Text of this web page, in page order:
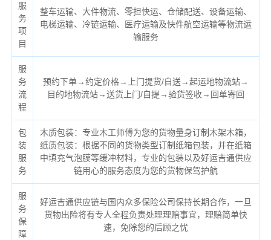
服
务
项
目
整车运输、大件物流、零担快运、仓储配送、设备运输、
电梯运输、冷链运输、医疗运输及快件航空运输等物流运
输服务
服
务
流
程
预约下单→约定价格→上门提货/自送→起运地物流站→
目的地物流站→送货上门/自提→验货签收→回单寄回
包
装
服
务
木质包装：专业木工师傅为您的货物量身订制木架木箱，
纸质包装：根据不同的货物类型订制纸箱包装，并在纸箱
中填充气泡膜等缓冲材料，专业的包装以及好运吉通供应
链用心的服务态度为您的货物保驾护航
服
务
保
障
好运吉通供应链与国内众多保险公司保持长期合作，一旦
货物出险将有专人全程负责处理理赔事宜，理赔简单快
速，免除您的后顾之忧